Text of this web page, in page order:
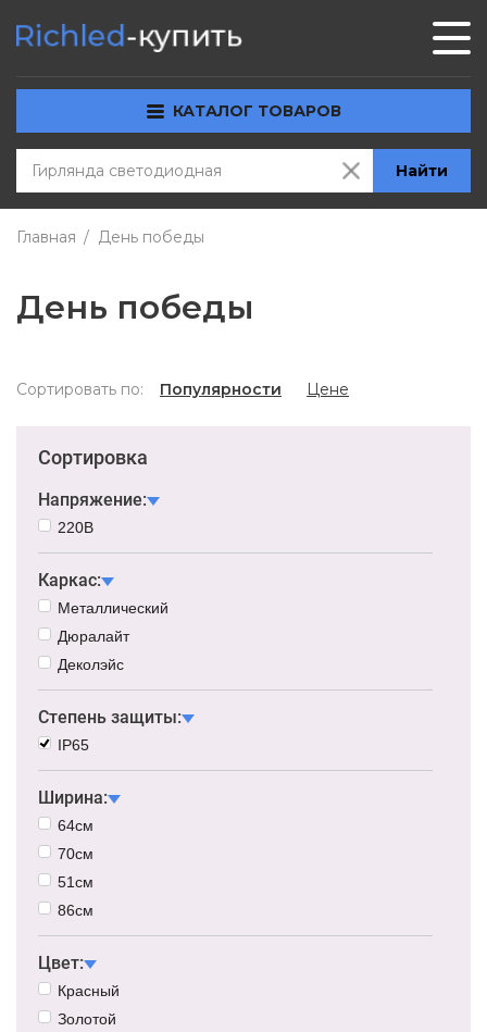
КАТАЛОГ ТОВАРОВ
Найти
Главная День победы
День победы
Сортировать по: Популярности Цене
Сортировка
Напряжение:
220В
Каркас:
Металлический
Дюралайт
Деколэйс
Степень защиты:
IP65
Ширина:
64см
70см
51см
86см
Цвет:
Красный
Золотой